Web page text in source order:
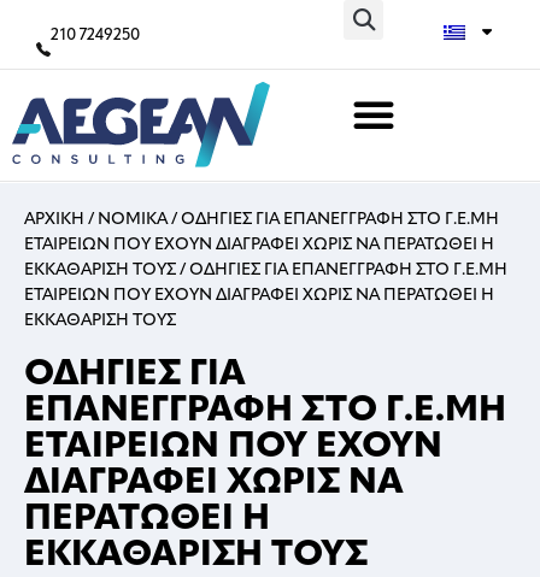
210 7249250
ΑΡΧΙΚΗ / ΝΟΜΙΚΑ/ ΟΔΗΓΙΕΣ ΓΙΑ ΕΠΑΝΕΓΓΡΑΦΗ ΣΤΟ Γ.Ε.ΜΗ
ΕΤΑΙΡΕΙΩΝ ΠΟΥ ΕΧΟΥΝ ΔΙΑΓΡΑΦΕΙ ΧΩΡΙΣ ΝΑ ΠΕΡΑΤΩΘΕΙ Η
ΕΚΚΑΘΑΡΙΣΗ ΤΟΥΣ / ΟΔΗΓΙΕΣ ΓΙΑ ΕΠΑΝΕΓΓΡΑΦΗ ΣΤΟ Γ.Ε.ΜΗ
ΕΤΑΙΡΕΙΩΝ ΠΟΥ ΕΧΟΥΝ ΔΙΑΓΡΑΦΕΙ ΧΩΡΙΣ ΝΑ ΠΕΡΑΤΩΘΕΙ Η
ΕΚΚΑΘΑΡΙΣΗ ΤΟΥΣ
ΟΔΗΓΙΕΣ ΓΙΑ
ΕΠΑΝΕΓΓΡΑΦΗ ΣΤΟ Γ.Ε.ΜΗ
ΕΤΑΙΡΕΙΩΝ ΠΟΥ ΕΧΟΥΝ
ΔΙΑΓΡΑΦΕΙ ΧΩΡΙΣ ΝΑ
ΠΕΡΑΤΩΘΕΙ Η
ΕΚΚΑΘΑΡΙΣΗ ΤΟΥΣ